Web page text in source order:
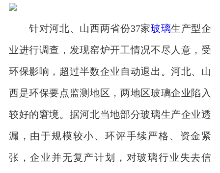
针对河北、山西两省份37家玻璃生产型企
业进行调查，发现窑炉开工情况不尽人意，受
环保影响，超过半数企业自动退出。河北、山
西是环保要点监测地区，两地区玻璃企业陷入
较好的窘境。据河北当地部分玻璃生产企业透
漏，由于规模较小、环评手续严格、资金紧
张，企业并无复产计划，对玻璃行业失去信